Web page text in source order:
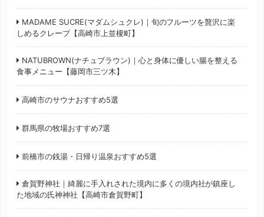
MADAME SUCRE(マダムシュクレ)｜旬のフルーツを贅沢に楽
しめるクレープ【高崎市上並榎町】
NATUBROWN(ナチュブラウン)｜心と身体に優しい腸を整える
食事メニュー【藤岡市三ツ木】
高崎市のサウナおすすめ5選
群馬県の牧場おすすめ7選
前橋市の銭湯・日帰り温泉おすすめ5選
倉賀野神社｜綺麗に手入れされた境内に多くの境内社が鎮座し
た地域の氏神神社【高崎市倉賀野町】